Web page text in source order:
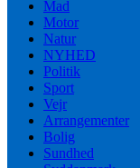
Mad
Motor
Natur
NYHED
Politik
Sport
Vejr
Arrangementer
Bolig
Sundhed